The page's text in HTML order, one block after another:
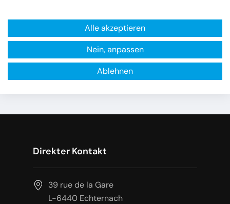
Direkter Kontakt
39 rue de la Gare
L-6440 Echternach
Alle akzeptieren
Nein, anpassen
Ablehnen